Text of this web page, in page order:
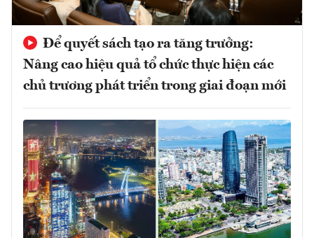
Để quyết sách tạo ra tăng trưởng:
Nâng cao hiệu quả tổ chức thực hiện các
chủ trương phát triển trong giai đoạn mới